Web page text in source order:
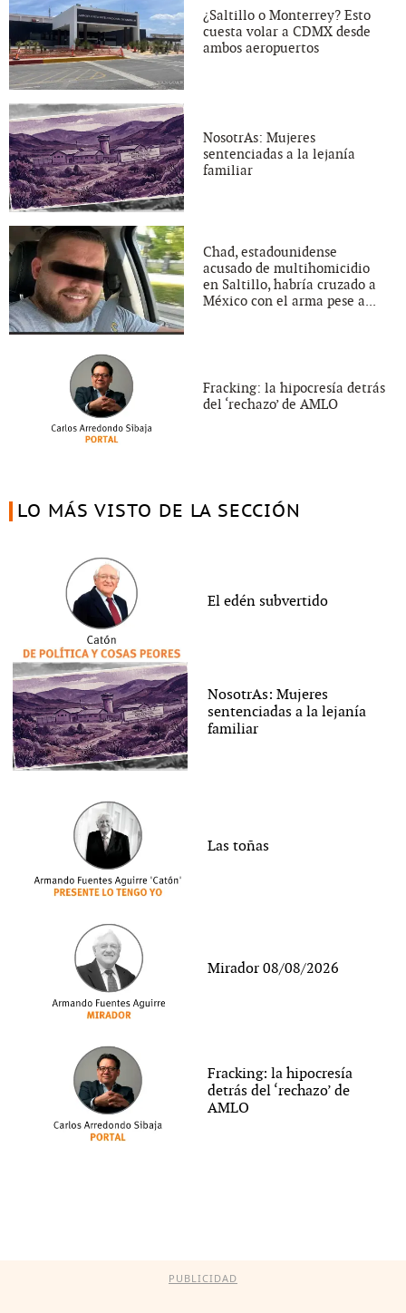
¿Saltillo o Monterrey? Esto
cuesta volar a CDMX desde
ambos aeropuertos
NosotrAs: Mujeres
sentenciadas a la lejanía
familiar
Chad, estadounidense
acusado de multihomicidio
en Saltillo, habría cruzado a
México con el arma pese a...
Fracking: la hipocresía detrás
del ‘rechazo’ de AMLO
LO MÁS VISTO DE LA SECCIÓN
El edén subvertido
NosotrAs: Mujeres
sentenciadas a la lejanía
familiar
Las toñas
Mirador 08/08/2026
Fracking: la hipocresía
detrás del ‘rechazo’ de
AMLO
PUBLICIDAD